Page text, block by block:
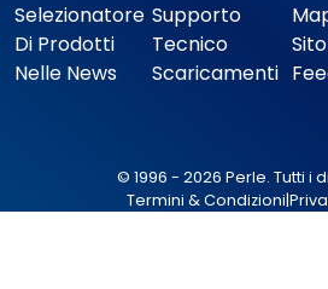
Selezionatore
Di Prodotti
Nelle News
Supporto
Tecnico
Scaricamenti
Sito
© 1996 - 2026 Perle. Tutti i
Termini & Condizioni|